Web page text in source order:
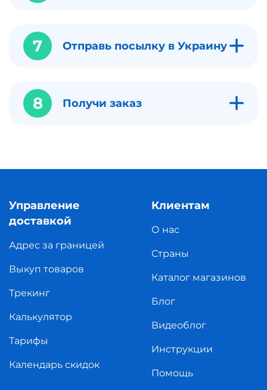
7 Отправь посылку в Украину
8 Получи заказ
Управление
доставкой
Адрес за границей
Выкуп товаров
Трекинг
Калькулятор
Тарифы
Календарь скидок
Клиентам
О нас
Страны
Каталог магазинов
Блог
Видеоблог
Инструкции
Помощь